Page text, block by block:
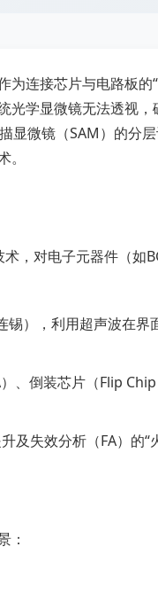
连接芯片与电路板的
学显微镜无法透视
显微镜（SAM）的分
，对电子元器件（如
），利用超声波在
、倒装芯片（Flip
失效分析（FA）的“
：